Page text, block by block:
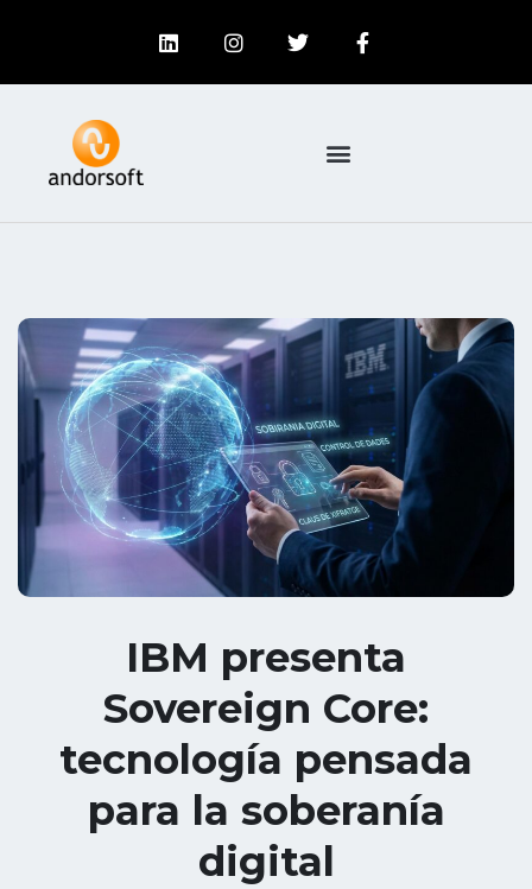
IBM presenta
Sovereign Core:
tecnología pensada
para la soberanía
digital